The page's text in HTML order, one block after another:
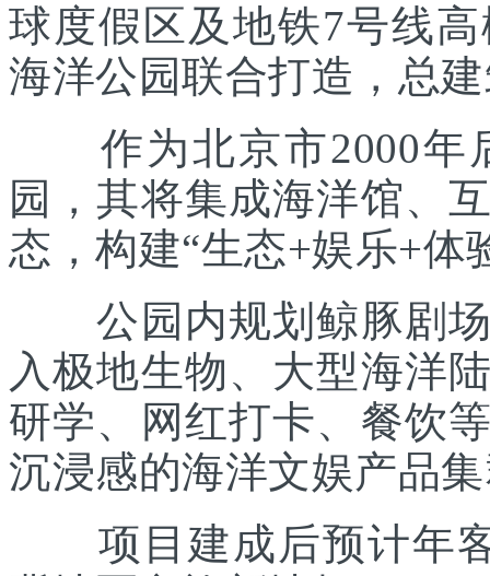
球度假区及地铁7号线
海洋公园联合打造，总
作为北京市2000年
园，其将集成海洋馆、
态，构建“生态+娱乐+体
公园内规划鲸豚剧场
入极地生物、大型海洋
研学、网红打卡、餐饮
沉浸感的海洋文娱产品
项目建成后预计年客